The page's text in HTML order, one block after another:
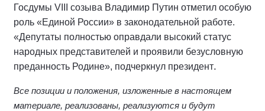
Госдумы VIII созыва Владимир Путин отметил особую
роль «Единой России» в законодательной работе.
«Депутаты полностью оправдали высокий статус
народных представителей и проявили безусловную
преданность Родине», подчеркнул президент.
Все позиции и положения, изложенные в настоящем
материале, реализованы, реализуются и будут